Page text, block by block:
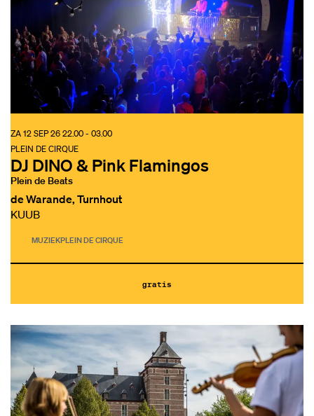
DJ DINO & Pink Flamingos
Plein de Beats
PLEIN DE CIRQUE
ZA 12 SEP 2622.00 - 03.00
de Warande, Turnhout
KUUB
MUZIEKPLEIN DE CIRQUE
gratis